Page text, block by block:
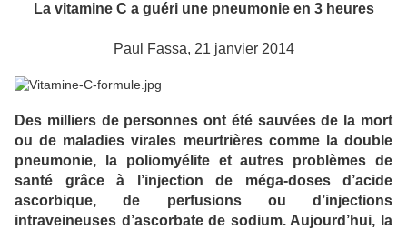
La vitamine C a guéri une pneumonie en 3 heures
Paul Fassa, 21 janvier 2014
Des milliers de personnes ont été sauvées de la mort
ou de maladies virales meurtrières comme la double
pneumonie, la poliomyélite et autres problèmes de
santé grâce à l’injection de méga-doses d’acide
ascorbique, de perfusions ou d’injections
intraveineuses d’ascorbate de sodium. Aujourd’hui, la